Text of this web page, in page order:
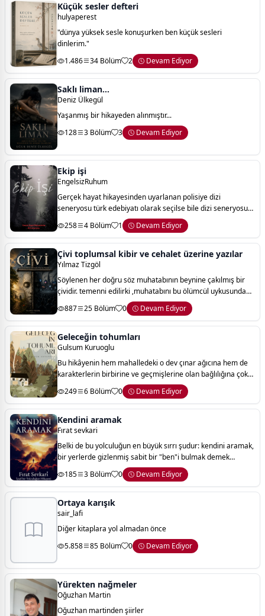
Küçük sesler defteri
hulyaperest
"dünya yüksek sesle konuşurken ben küçük sesleri
dinlerim."
1.486
34 Bölüm 2 Devam Ediyor
Saklı liman...
Deniz Ülkegül
Yaşanmış bir hikayeden alınmıştır...
128
3 Bölüm 3 Devam Ediyor
Ekip işi
EngelsizRuhum
Gerçek hayat hikayesinden uyarlanan polisiye dizi
seneryosu türk edebiyatı olarak seçilse bile dizi seneryosu
olarak anlatılmaktadır. dizide olaylar gerçek yaşanmış olan
olaylardan uyarlama. tamamiyle
258 4 Bölüm 1 Devam Ediyor
Çivi toplumsal kibir ve cehalet üzerine yazılar
Yılmaz Tizgöl
Söylenen her doğru söz muhatabının beynine çakılmış bir
çividir. temenni edilirki ,muhatabını bu ölümcül uykusundan
bir an önce uyandırsın. yılmaz tizgöl
887 25 Bölüm 0 Devam Ediyor
Geleceğin tohumları
Gulsum Kuruoglu
Bu hikâyenin hem mahalledeki o dev çınar ağıcına hem de
karakterlerin birbirine ve geçmişlerine olan bağlılığına çok
güzel bir gönderme yapıyor.
249 6 Bölüm 0 Devam Ediyor
Kendini aramak
Fırat sevkari
Belki de bu yolculuğun en büyük sırrı şudur: kendini aramak,
bir yerlerde gizlenmiş sabit bir "ben"i bulmak demek
değildir. insan, aradıkça ve seçtikçe kendini inşa eder.
yaşadığı acılara verdiği yanı
185 3 Bölüm 0 Devam Ediyor
Ortaya karışık
sair_lafi
Diğer kitaplara yol almadan önce
5.858
85 Bölüm 0 Devam Ediyor
Yürekten nağmeler
Oğuzhan Martin
Oğuzhan martinden şiirler